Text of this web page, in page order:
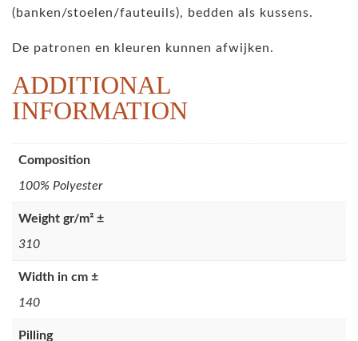
(banken/stoelen/fauteuils), bedden als kussens.
De patronen en kleuren kunnen afwijken.
ADDITIONAL
INFORMATION
Composition
100% Polyester
Weight gr/m² ±
310
Width in cm ±
140
Pilling